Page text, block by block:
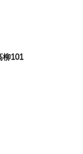
柳101